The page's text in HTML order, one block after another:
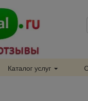
Каталог услуг